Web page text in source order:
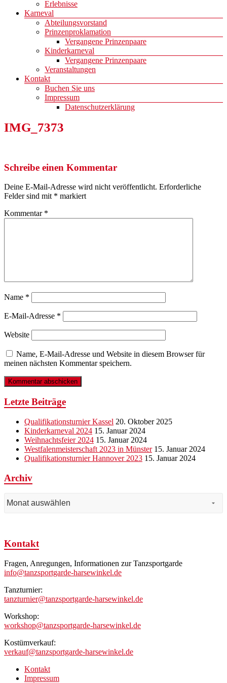
Erlebnisse
Karneval
Abteilungsvorstand
Prinzenproklamation
Vergangene Prinzenpaare
Kinderkarneval
Vergangene Prinzenpaare
Veranstaltungen
Kontakt
Buchen Sie uns
Impressum
Datenschutzerklärung
IMG_7373
Schreibe einen Kommentar
Deine E-Mail-Adresse wird nicht veröffentlicht. Erforderliche
Felder sind mit * markiert
Kommentar *
Name *
E-Mail-Adresse *
Website
Name, E-Mail-Adresse und Website in diesem Browser für
meinen nächsten Kommentar speichern.
Letzte Beiträge
Qualifikationsturnier Kassel 20. Oktober 2025
Kinderkarneval 2024 15. Januar 2024
Weihnachtsfeier 2024 15. Januar 2024
Westfalenmeisterschaft 2023 in Münster 15. Januar 2024
Qualifikationsturnier Hannover 2023 15. Januar 2024
Archiv
Kontakt
Fragen, Anregungen, Informationen zur Tanzsportgarde
info@tanzsportgarde-harsewinkel.de
Tanzturnier:
tanzturnier@tanzsportgarde-harsewinkel.de
Workshop:
workshop@tanzsportgarde-harsewinkel.de
Kostümverkauf:
verkauf@tanzsportgarde-harsewinkel.de
Kontakt
Impressum